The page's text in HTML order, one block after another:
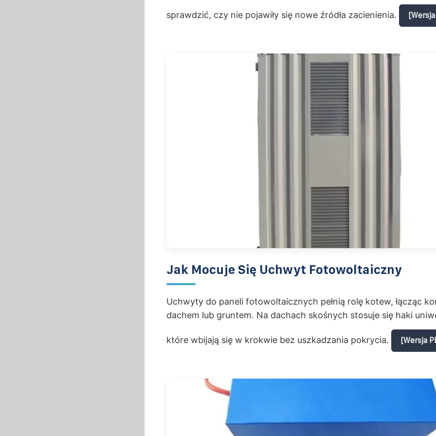
sprawdzić, czy nie pojawiły się nowe źródła zacienienia.
Jak Mocuje Się Uchwyt Fotowoltaiczny
Uchwyty do paneli fotowoltaicznych pełnią rolę kotew, łącząc
dachem lub gruntem. Na dachach skośnych stosuje się haki
które wbijają się w krokwie bez uszkadzania pokrycia. [Wersja